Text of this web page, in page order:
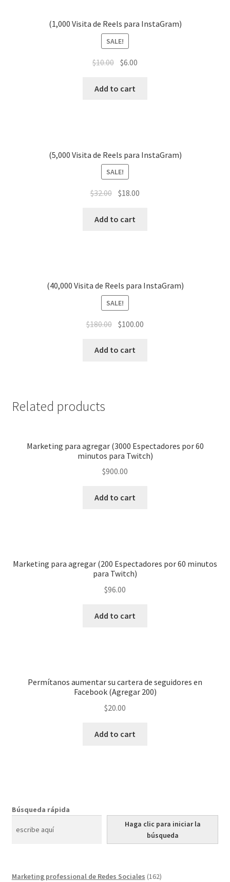
(1,000 Visita de Reels para InstaGram)
SALE!
$10.00 $6.00
Add to cart
(5,000 Visita de Reels para InstaGram)
SALE!
$32.00 $18.00
Add to cart
(40,000 Visita de Reels para InstaGram)
SALE!
$180.00 $100.00
Add to cart
Related products
Marketing para agregar (3000 Espectadores por 60
minutos para Twitch)
$900.00
Add to cart
Marketing para agregar (200 Espectadores por 60 minutos
para Twitch)
$96.00
Add to cart
Permítanos aumentar su cartera de seguidores en
Facebook (Agregar 200)
$20.00
Add to cart
Búsqueda rápida
Haga clic para iniciar la
búsqueda
Marketing professional de Redes Sociales 162162